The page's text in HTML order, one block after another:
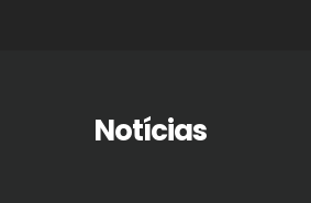
Notícias